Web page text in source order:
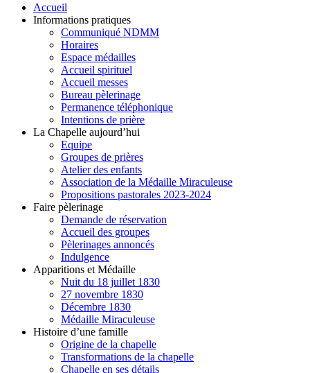
Accueil
Informations pratiques
Communiqué NDMM
Horaires
Espace médailles
Accueil spirituel
Accueil messes
Bureau pèlerinage
Permanence téléphonique
Intentions de prière
La Chapelle aujourd’hui
Equipe
Groupes de prières
Atelier des enfants
Association de la Médaille Miraculeuse
Propositions pastorales 2023-2024
Faire pèlerinage
Demande de réservation
Accueil des groupes
Pèlerinages annoncés
Indulgence
Apparitions et Médaille
Nuit du 18 juillet 1830
27 novembre 1830
Décembre 1830
Médaille Miraculeuse
Histoire d’une famille
Origine de la chapelle
Transformations de la chapelle
Chapelle en ses détails